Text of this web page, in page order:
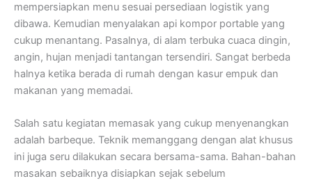
mempersiapkan menu sesuai persediaan logistik yang
dibawa. Kemudian menyalakan api kompor portable yang
cukup menantang. Pasalnya, di alam terbuka cuaca dingin,
angin, hujan menjadi tantangan tersendiri. Sangat berbeda
halnya ketika berada di rumah dengan kasur empuk dan
makanan yang memadai.
Salah satu kegiatan memasak yang cukup menyenangkan
adalah barbeque. Teknik memanggang dengan alat khusus
ini juga seru dilakukan secara bersama-sama. Bahan-bahan
masakan sebaiknya disiapkan sejak sebelum